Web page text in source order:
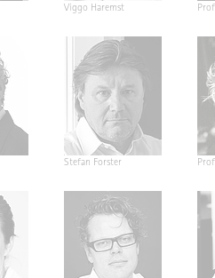
Viggo Haremst
Stefan Forster